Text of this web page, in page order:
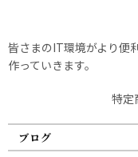
皆さまのIT環境がより便
作っていきます。
特定
ブログ